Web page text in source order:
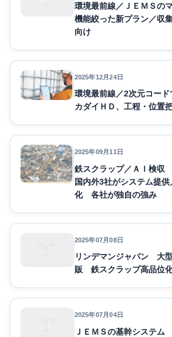
環境最前線／ＪＥＭＳの
機能絞った新プラン／収
向け
2025年12月24日
環境最前線／2次元コー
カダイＨＤ、工程・位置
2025年09月11日
鉄スクラップ／ＡＩ検収
国内外3社がシステム提
化 各社が独自の強み
2025年07月08日
リンデマンジャパン 大
販 鉄スクラップ高品位
2025年07月04日
ＪＥＭＳの基幹システ